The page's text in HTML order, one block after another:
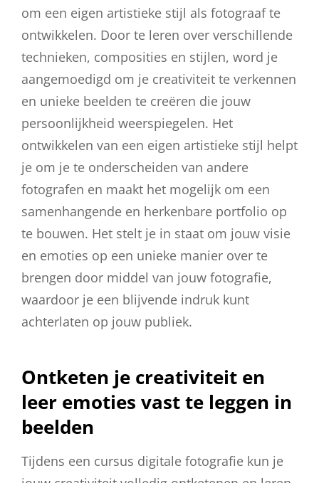
om een eigen artistieke stijl als fotograaf te
ontwikkelen. Door te leren over verschillende
technieken, composities en stijlen, word je
aangemoedigd om je creativiteit te verkennen
en unieke beelden te creëren die jouw
persoonlijkheid weerspiegelen. Het
ontwikkelen van een eigen artistieke stijl helpt
je om je te onderscheiden van andere
fotografen en maakt het mogelijk om een
samenhangende en herkenbare portfolio op
te bouwen. Het stelt je in staat om jouw visie
en emoties op een unieke manier over te
brengen door middel van jouw fotografie,
waardoor je een blijvende indruk kunt
achterlaten op jouw publiek.
Ontketen je creativiteit en
leer emoties vast te leggen in
beelden
Tijdens een cursus digitale fotografie kun je